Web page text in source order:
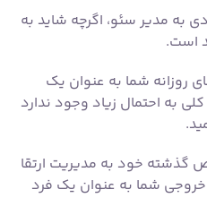
به مدیر سئو، اگرچه شاید به
است.
روزانه شما به عنوان یک
به احتمال زیاد وجود ندارد
خود به مدیریت ارتقا
شما به عنوان یک فرد